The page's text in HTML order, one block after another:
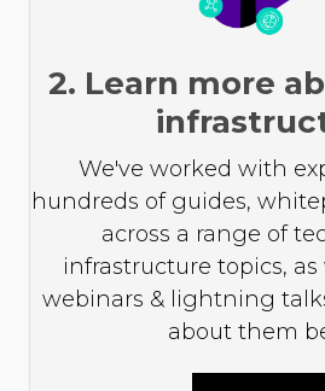
2. Learn more
We've worked with
hundreds of guides,
across a range of
infrastructure topics, as
webinars & lightning
about them